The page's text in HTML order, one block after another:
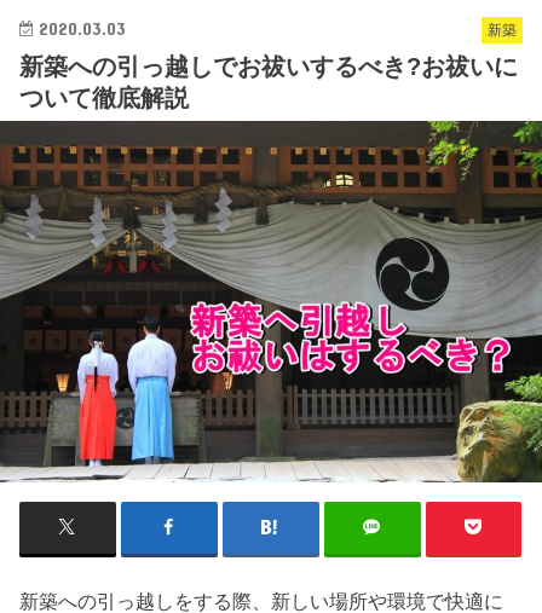
新築
2020.03.03
新築への引っ越しでお祓いするべき?お祓いに
ついて徹底解説
新築への引っ越しをする際、新しい場所や環境で快適に